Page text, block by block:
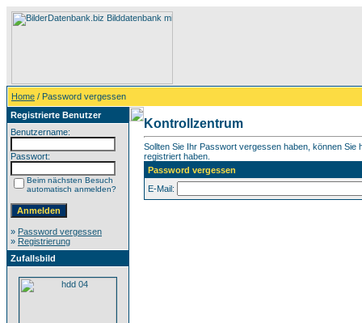
Home / Password vergessen
Registrierte Benutzer
Benutzername:
Passwort:
Beim nächsten Besuch
automatisch anmelden?
» Password vergessen
» Registrierung
Zufallsbild
Kontrollzentrum
Sollten Sie Ihr Passwort vergessen haben, können
registriert haben.
Password vergessen
E-Mail: